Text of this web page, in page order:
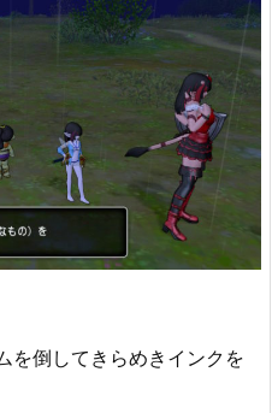
倒してきらめきインクを